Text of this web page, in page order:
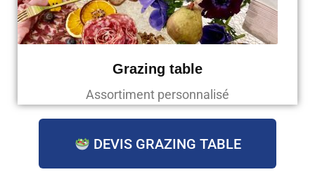
Grazing table
Assortiment personnalisé
DEVIS GRAZING TABLE